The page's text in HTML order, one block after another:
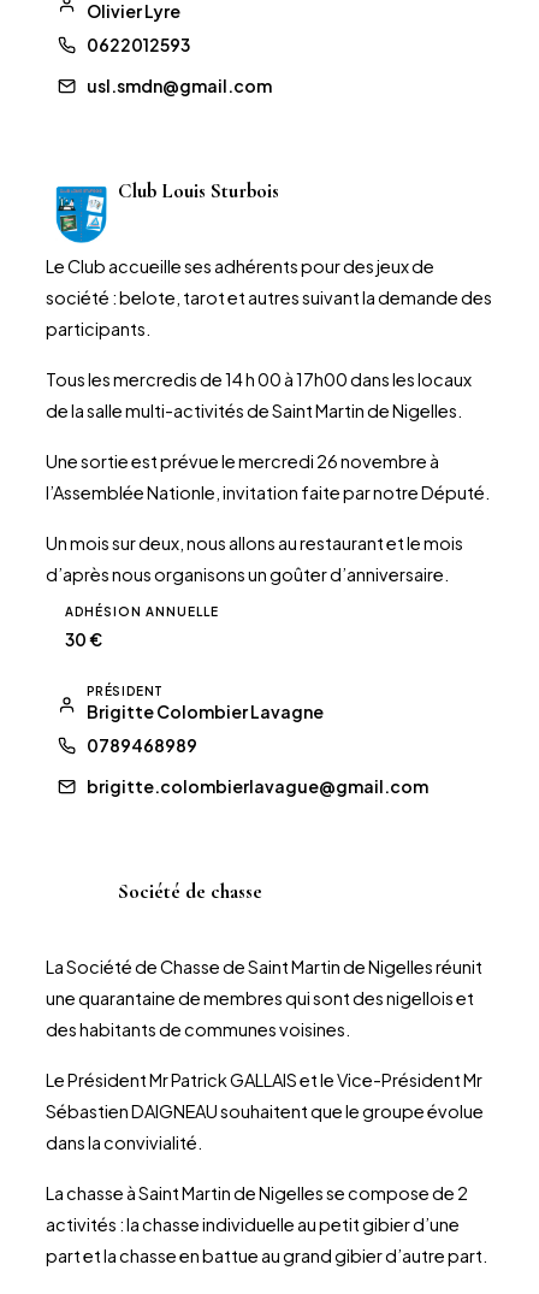
Olivier Lyre
0622012593
usl.smdn@gmail.com
Club Louis Sturbois
Le Club accueille ses adhérents pour des jeux de
société : belote, tarot et autres suivant la demande des
participants.
Tous les mercredis de 14 h 00 à 17h00 dans les locaux
de la salle multi-activités de Saint Martin de Nigelles.
Une sortie est prévue le mercredi 26 novembre à
l’Assemblée Nationle, invitation faite par notre Député.
Un mois sur deux, nous allons au restaurant et le mois
d’après nous organisons un goûter d’anniversaire.
ADHÉSION ANNUELLE
30 €
PRÉSIDENT
Brigitte Colombier Lavagne
0789468989
brigitte.colombierlavague@gmail.com
Société de chasse
La Société de Chasse de Saint Martin de Nigelles réunit
une quarantaine de membres qui sont des nigellois et
des habitants de communes voisines.
Le Président Mr Patrick GALLAIS et le Vice-Président Mr
Sébastien DAIGNEAU souhaitent que le groupe évolue
dans la convivialité.
La chasse à Saint Martin de Nigelles se compose de 2
activités : la chasse individuelle au petit gibier d’une
part et la chasse en battue au grand gibier d’autre part.